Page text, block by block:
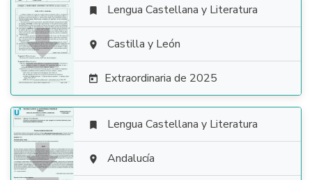

 Lengua Castellana y Literatura
 Castilla y León
 Extraordinaria de 2025

 Lengua Castellana y Literatura
 Andalucía